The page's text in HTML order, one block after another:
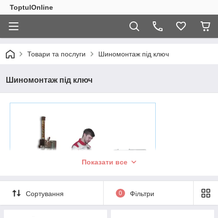
ToptulOnline
Товари та послуги Шиномонтаж під ключ
Шиномонтаж під ключ
Показати все
Сортування 0 Фільтри